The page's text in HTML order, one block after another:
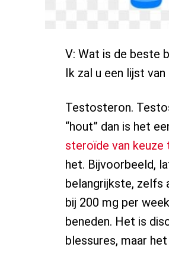
V: Wat is de beste
Ik zal u een lijst
Testosteron.
“hout” dan is het
steroïde van
het. Bijvoorbeeld,
belangrijkste, zelfs
bij 200 mg per
beneden. Het is
blessures, maar